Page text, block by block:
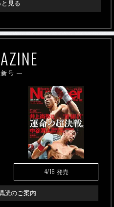
と見る
新号
4/16 発売
読のご案内